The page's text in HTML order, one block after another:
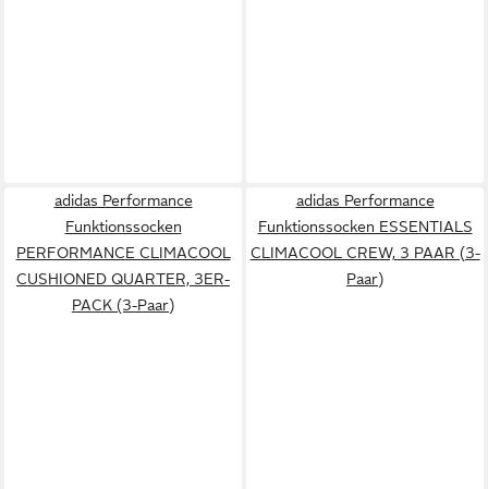
adidas Performance
Funktionssocken
PERFORMANCE CLIMACOOL
CUSHIONED QUARTER, 3ER-
PACK (3-Paar)
adidas Performance
Funktionssocken ESSENTIALS
CLIMACOOL CREW, 3 PAAR (3-
Paar)